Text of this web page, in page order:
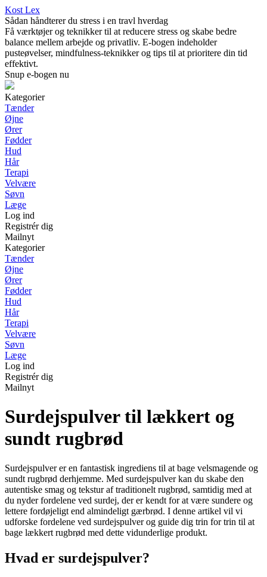
Kost Lex
Sådan håndterer du stress i en travl hverdag
Få værktøjer og teknikker til at reducere stress og skabe bedre
balance mellem arbejde og privatliv. E-bogen indeholder
pusteøvelser, mindfulness-teknikker og tips til at prioritere din tid
effektivt.
Snup e-bogen nu
Kategorier
Tænder
Øjne
Ører
Fødder
Hud
Hår
Terapi
Velvære
Søvn
Læge
Log ind
Registrér dig
Mailnyt
Kategorier
Tænder
Øjne
Ører
Fødder
Hud
Hår
Terapi
Velvære
Søvn
Læge
Log ind
Registrér dig
Mailnyt
Surdejspulver til lækkert og
sundt rugbrød
Surdejspulver er en fantastisk ingrediens til at bage velsmagende og
sundt rugbrød derhjemme. Med surdejspulver kan du skabe den
autentiske smag og tekstur af traditionelt rugbrød, samtidig med at
du nyder fordelene ved surdej, der er kendt for at være sundere og
lettere fordøjeligt end almindeligt gærbrød. I denne artikel vil vi
udforske fordelene ved surdejspulver og guide dig trin for trin til at
bage lækkert rugbrød med dette vidunderlige produkt.
Hvad er surdejspulver?